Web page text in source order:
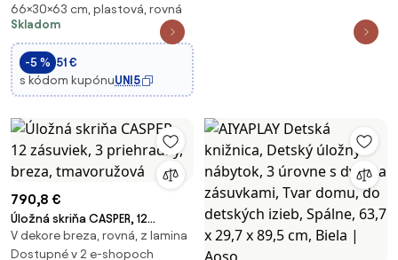
Organizér na hračky so 6
odnímateľnými látkovými
boxami, ružový, 63 x 30 x 66 cm
| Aosom
66×30×63 cm, plastová, rovná
Skladom
-5 % 51 €
s kódom kupónuUNI5
790,8 €
Úložná skriňa CASPER, 12
zásuviek, 3 priehradky, breza,
tmavoružová
V dekore breza, rovná, z lamina
Dostupné v 2 e-shopoch